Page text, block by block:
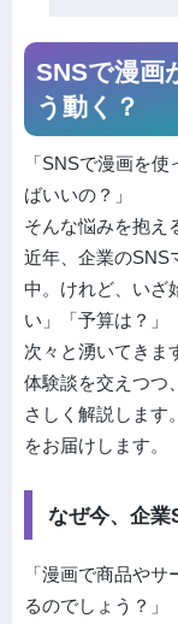
SNSで漫画
う動く？
「SNSで漫画を
ばいいの？」
そんな悩みを抱え
近年、企業のSNS
中。けれど、いざ
い」「予算は？」
次々と湧いてきま
体験談を交えつつ
さしく解説します
をお届けします。
なぜ今、企業
「漫画で商品や
るのでしょう？」